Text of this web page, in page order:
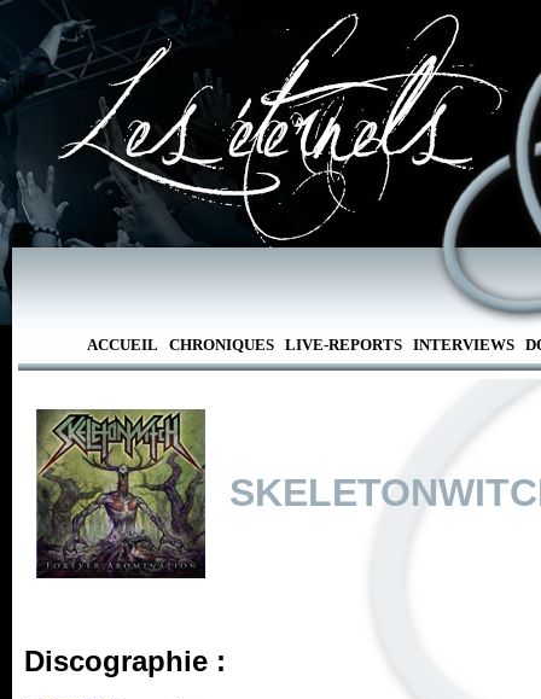
ACCUEIL CHRONIQUES LIVE-REPORTS INTERVIEWS
Discographie :